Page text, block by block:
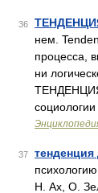
36
нем.
процесса,
ни
социологии
37
Н. Ах, О.